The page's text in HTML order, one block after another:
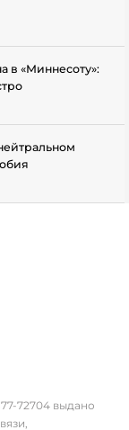
в «Миннесоту»:
72704 выдано